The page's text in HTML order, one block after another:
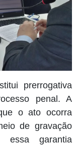
prerrogativa
penal. A
o ato ocorra
de gravação
essa garantia